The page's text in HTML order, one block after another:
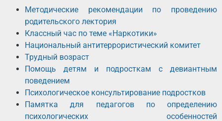
Методические рекомендации по проведению
родительского лектория
Классный час по теме «Наркотики»
Национальный антитеррористический комитет
Трудный возраст
Помощь детям и подросткам с девиантным
поведением
Психологическое консультирование подростков
Памятка для педагогов по определению
психологических особенностей